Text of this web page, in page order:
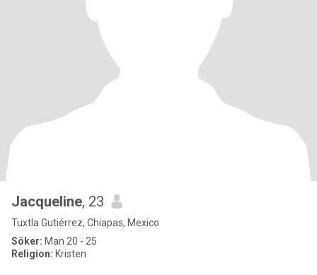
Jacqueline, 23
Tuxtla Gutiérrez, Chiapas, Mexico
Söker: Man 20 - 25
Religion: Kristen